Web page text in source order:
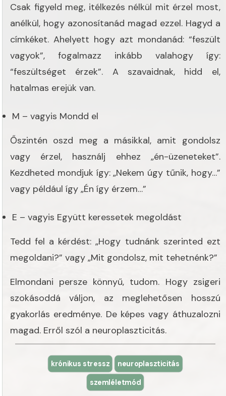
Csak figyeld meg, itélkezés nélkül mit érzel most,
anélkül, hogy azonosítanád magad ezzel. Hagyd a
címkéket. Ahelyett hogy azt mondanád: “feszült
vagyok”, fogalmazz inkább valahogy így:
“feszültséget érzek”. A szavaidnak, hidd el,
hatalmas erejük van.
M – vagyis Mondd el
Őszintén oszd meg a másikkal, amit gondolsz
vagy érzel, használj ehhez „én-üzeneteket”.
Kezdheted mondjuk így: „Nekem úgy tűnik, hogy…”
vagy például így „Én így érzem…”
E – vagyis Együtt keressetek megoldást
Tedd fel a kérdést: „Hogy tudnánk szerinted ezt
megoldani?” vagy „Mit gondolsz, mit tehetnénk?”
Elmondani persze könnyű, tudom. Hogy zsigeri
szokásoddá váljon, az meglehetősen hosszú
gyakorlás eredménye. De képes vagy áthuzalozni
magad. Erről szól a neuroplaszticitás.
krónikus stressz
neuroplaszticitás
szemléletmód